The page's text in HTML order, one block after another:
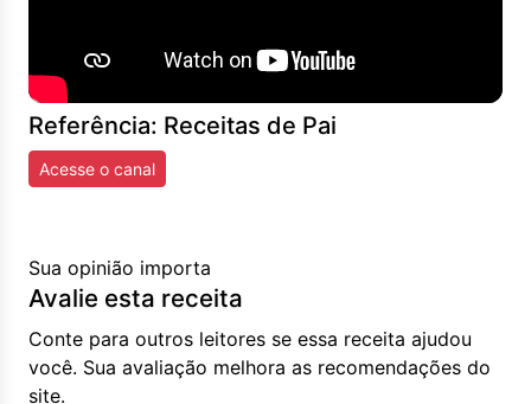
Referência: Receitas de Pai
Acesse o canal
Sua opinião importa
Avalie esta receita
Conte para outros leitores se essa receita ajudou
você. Sua avaliação melhora as recomendações do
site.